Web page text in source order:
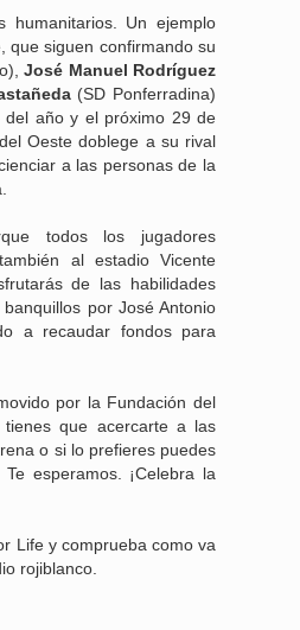
humanitarios. Un ejemplo
que siguen confirmando su
José Manuel Rodríguez
(SD Ponferradina)
del año y el próximo 29 de
Oeste doblege a su rival
a las personas de la
todos los jugadores
al estadio Vicente
de las habilidades
por José Antonio
a recaudar fondos para
por la Fundación del
que acercarte a las
o si lo prefieres puedes
. Te esperamos. ¡Celebra la
Life y comprueba como va
rojiblanco.